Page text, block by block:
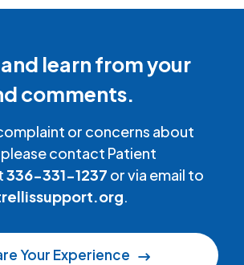
learn from your
comments.
or concerns about
contact Patient
336-331-1237 or via email to
.
Your Experience